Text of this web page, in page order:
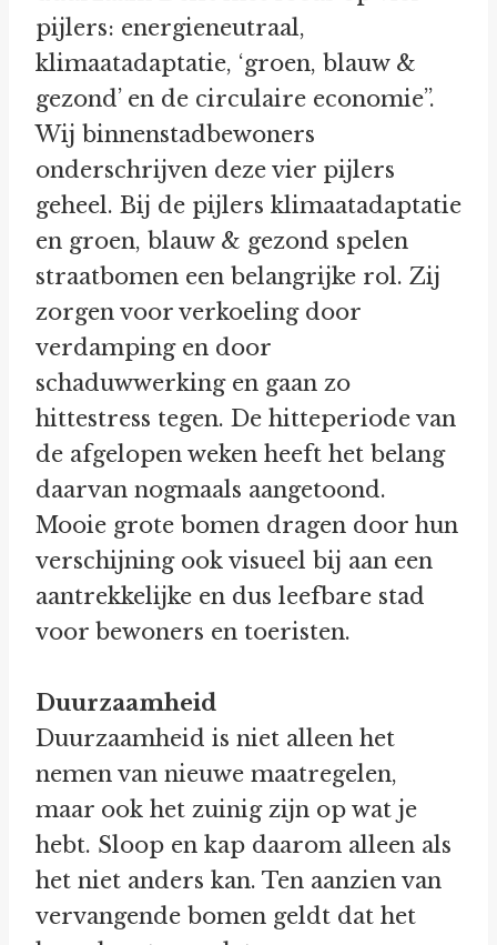
pijlers: energieneutraal,
klimaatadaptatie, ‘groen, blauw &
gezond’ en de circulaire economie”.
Wij binnenstadbewoners
onderschrijven deze vier pijlers
geheel. Bij de pijlers klimaatadaptatie
en groen, blauw & gezond spelen
straatbomen een belangrijke rol. Zij
zorgen voor verkoeling door
verdamping en door
schaduwwerking en gaan zo
hittestress tegen. De hitteperiode van
de afgelopen weken heeft het belang
daarvan nogmaals aangetoond.
Mooie grote bomen dragen door hun
verschijning ook visueel bij aan een
aantrekkelijke en dus leefbare stad
voor bewoners en toeristen.
Duurzaamheid
Duurzaamheid is niet alleen het
nemen van nieuwe maatregelen,
maar ook het zuinig zijn op wat je
hebt. Sloop en kap daarom alleen als
het niet anders kan. Ten aanzien van
vervangende bomen geldt dat het